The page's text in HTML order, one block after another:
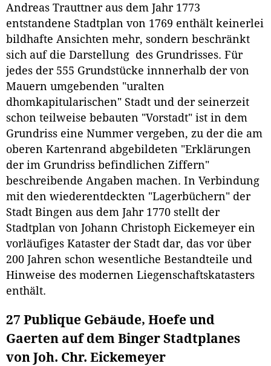
Andreas Trauttner aus dem Jahr 1773
entstandene Stadtplan von 1769 enthält keinerlei
bildhafte Ansichten mehr, sondern beschränkt
sich auf die Darstellung des Grundrisses. Für
jedes der 555 Grundstücke innnerhalb der von
Mauern umgebenden "uralten
dhomkapitularischen" Stadt und der seinerzeit
schon teilweise bebauten "Vorstadt" ist in dem
Grundriss eine Nummer vergeben, zu der die am
oberen Kartenrand abgebildeten "Erklärungen
der im Grundriss befindlichen Ziffern"
beschreibende Angaben machen. In Verbindung
mit den wiederentdeckten "Lagerbüchern" der
Stadt Bingen aus dem Jahr 1770 stellt der
Stadtplan von Johann Christoph Eickemeyer ein
vorläufiges Kataster der Stadt dar, das vor über
200 Jahren schon wesentliche Bestandteile und
Hinweise des modernen Liegenschaftskatasters
enthält.
27 Publique Gebäude, Hoefe und
Gaerten auf dem Binger Stadtplanes
von Joh. Chr. Eickemeyer